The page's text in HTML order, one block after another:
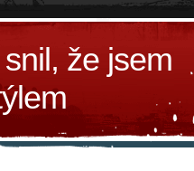
že jsem